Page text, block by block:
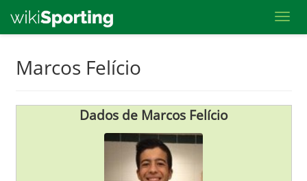
Marcos Felício
Dados de Marcos Felício